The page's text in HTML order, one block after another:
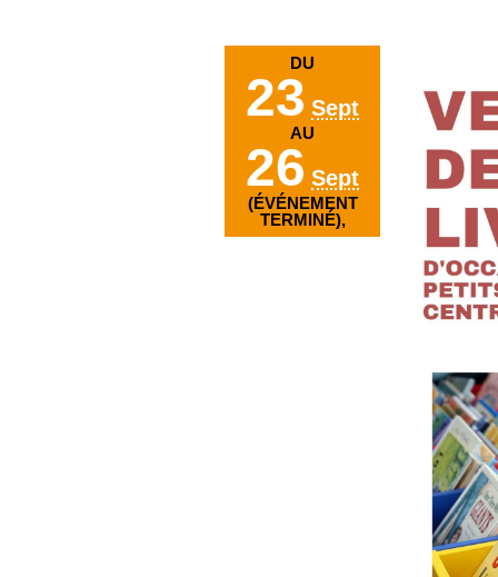
DU
23 Sept
AU
26 Sept
(ÉVÉNEMENT
TERMINÉ),